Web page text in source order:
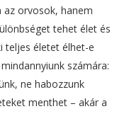
az orvosok, hanem
tehet élet és
teljes életet élhet-e
számára:
ne habozzunk
menthet – akár a